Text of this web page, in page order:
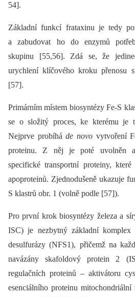
54].
Základní funkcí frataxinu je tedy
a zabudovat ho do enzymů
skupinu [55,56]. Zdá se, že
urychlení klíčového kroku přenosu
[57].
Primárním místem biosyntézy Fe-S
se o složitý proces, ke kterému je
Nejprve probíháde novovytvoření
proteinu. Z něj je poté uvolněn a
specifické transportní proteiny,
apoproteinů. Zjednodušeně ukazuje
S klastrů obr. 1 (volně podle [57]).
Pro první krok biosyntézy železa a
ISC) je nezbytný základní komplex
desulfurázy (NFS1), přičemž na
navázány skafoldový protein 2
regulačních proteinů –⁠ aktivátoru
esenciálního proteinu